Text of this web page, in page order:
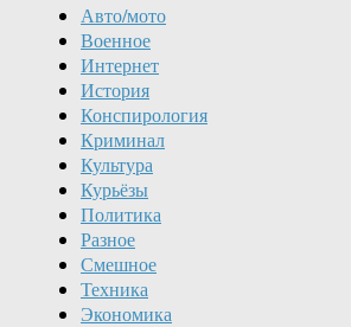
Авто/мото
Военное
Интернет
История
Конспирология
Криминал
Культура
Курьёзы
Политика
Разное
Смешное
Техника
Экономика